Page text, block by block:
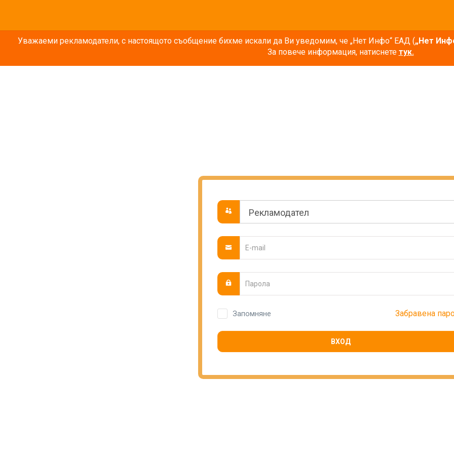
Уважаеми рекламодатели, с настоящото съобщение бихме искали да Ви уведомим, че „Нет Инфо“ ЕАД („Нет
За повече информация, натиснете тук.
Запомняне Забравена
ВХОД